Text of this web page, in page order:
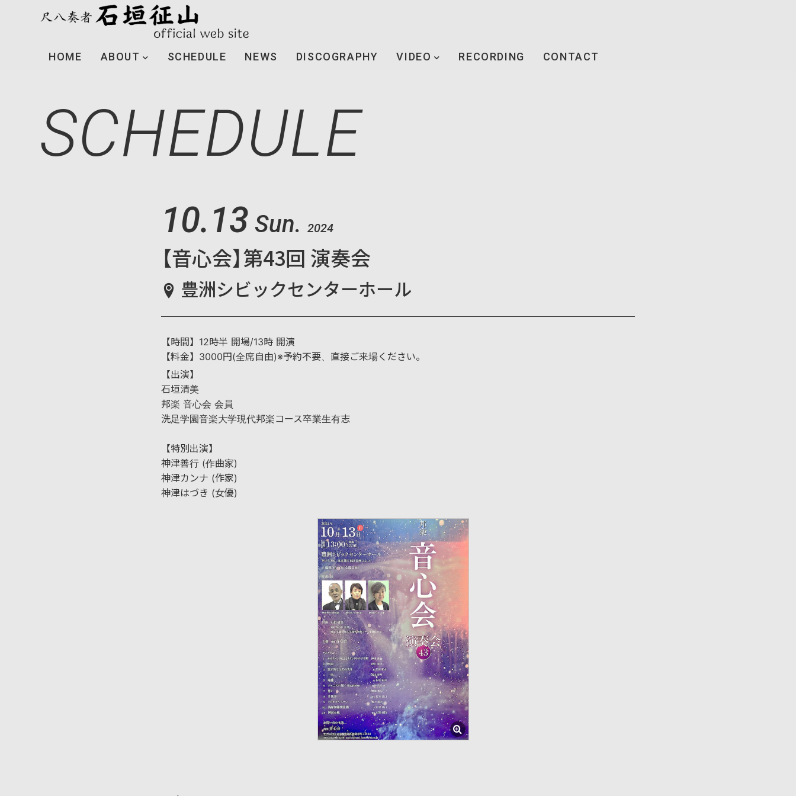
HOME ABOUT SCHEDULE NEWS DISCOGRAPHY VIDEO RECORDING CONTACT
SCHEDULE
10.13 Sun. 2024
【音心会】第43回 演奏会
豊洲シビックセンターホール
【時間】12時半 開場/13時 開演
【料金】3000円(全席自由)※予約不要、直接ご来場ください。
【出演】
石垣清美
邦楽 音心会 会員
洗足学園音楽大学現代邦楽コース卒業生有志
【特別出演】
神津善行 (作曲家)
神津カンナ (作家)
神津はづき (女優)